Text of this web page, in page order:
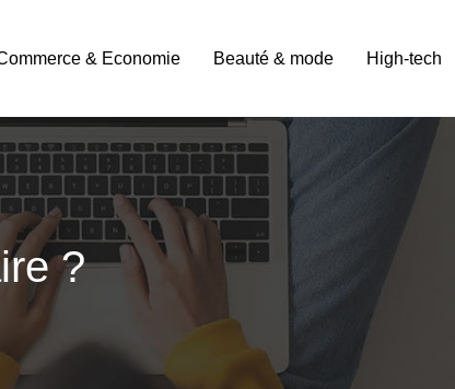
& Economie Beauté & mode High-tech
?